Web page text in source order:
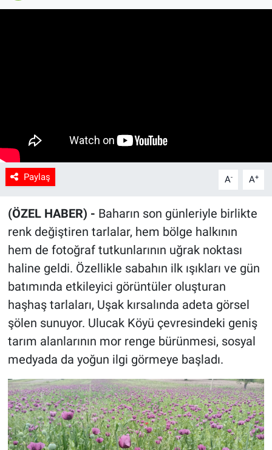
Paylaş A- A+
(ÖZEL HABER) - Baharın son günleriyle birlikte
renk değiştiren tarlalar, hem bölge halkının
hem de fotoğraf tutkunlarının uğrak noktası
haline geldi. Özellikle sabahın ilk ışıkları ve gün
batımında etkileyici görüntüler oluşturan
haşhaş tarlaları, Uşak kırsalında adeta görsel
şölen sunuyor. Ulucak Köyü çevresindeki geniş
tarım alanlarının mor renge bürünmesi, sosyal
medyada da yoğun ilgi görmeye başladı.